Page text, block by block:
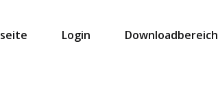
Login Downloadbereich